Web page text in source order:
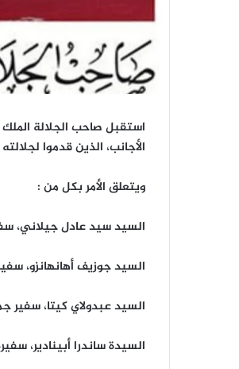
استقبل صاحب الجلالة
الأجانب، الذين قدموا
ويتعلق الأمر بكل من :
السيد سيد عادل جيلاني،
السيد جوزيف أهانهانزو،
السيد عبدولاي كيتا، سفير
السيدة ساندرا أبينادير،